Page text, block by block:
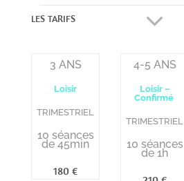
LES TARIFS
3 ANS
Loisir
TRIMESTRIEL
10 séances
de 45min
4-5 ANS
Loisir –
Confirmé
TRIMESTRIEL
10 séances
de 1h